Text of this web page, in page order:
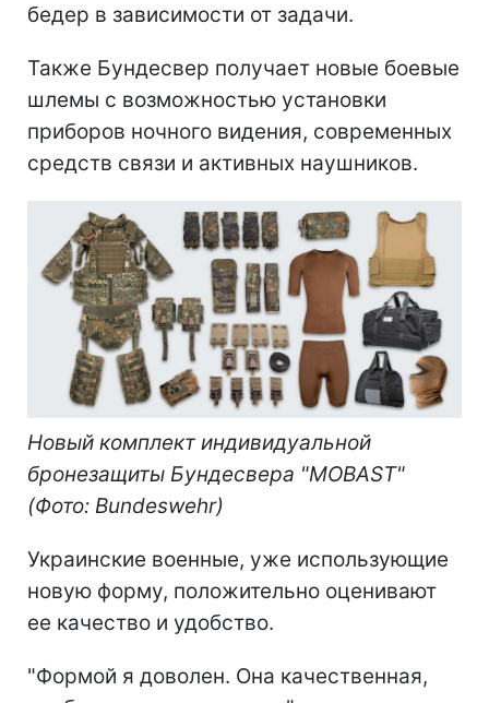
бедер в зависимости от задачи.
Также Бундесвер получает новые боевые
шлемы с возможностью установки
приборов ночного видения, современных
средств связи и активных наушников.
Новый комплект индивидуальной
бронезащиты Бундесвера "MOBAST"
(Фото: Bundeswehr)
Украинские военные, уже использующие
новую форму, положительно оценивают
ее качество и удобство.
"Формой я доволен. Она качественная,